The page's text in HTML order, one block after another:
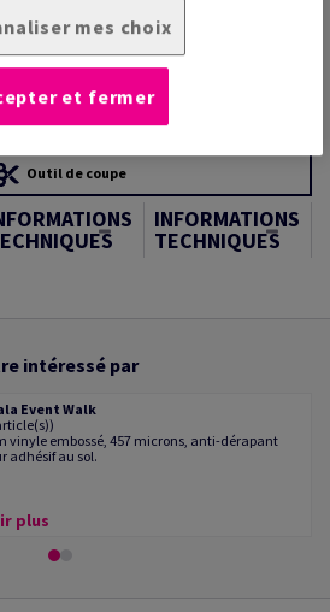
Outil de coupe
INFORMATIONS
TECHNIQUES
intéressé par
Event Walk
vinyle embossé, 457 microns, anti-dérapant
adhésif au sol.
plus
mes choix
et fermer